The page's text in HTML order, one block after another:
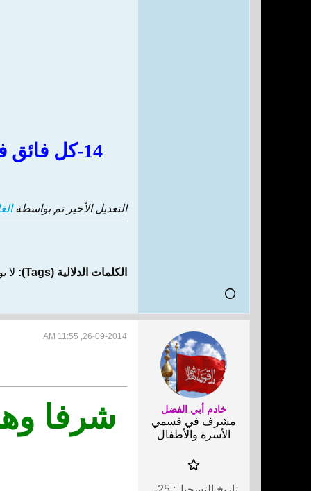
14-كل فائق في دين ودنيا وكلها اثبتها للامام علي-ع- بالخصوص ايسر من كل يسير
التعديل الأخير تم بواسطة
الكلمات الدلالية (Tags): لا
خادم أبي الفضل
مشرف في قسمي
الأسرة والأطفال
26-09-2014, 11:55 AM
شرفا